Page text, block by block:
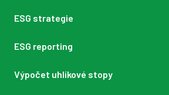
ESG strategie
ESG reporting
Výpočet uhlíkové stopy